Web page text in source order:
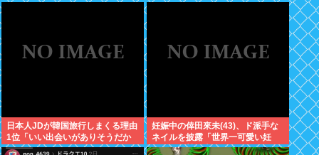
いぞ！
よ」→炎上www
日本人JDが韓国旅行しまくる理由
1位「いい出会いがありそうだか
ら」
妊娠中の倖田來未(43)、ド派手な
ネイルを披露「世界一可愛い妊
婦」と称賛の声